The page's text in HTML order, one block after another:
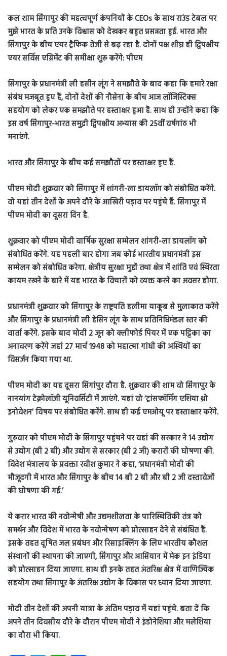
कल शाम सिंगापुर की महत्वपूर्ण कंपनियों के CEOs के साथ राउंड टेबल पर
मुझे भारत के प्रति उनके विश्वास को देखकर बहुत प्रसन्नता हुई. भारत और
सिंगापुर के बीच एयर ट्रैफिक तेजी से बढ़ रहा है. दोनों पक्ष शीघ्र ही द्विपक्षीय
एयर सर्विस एग्रिमेंट की समीक्षा शुरू करेंगे: पीएम
सिंगापुर के प्रधानमंत्री ली हसीन लूंग ने समझौते के बाद कहा कि हमारे रक्षा
संबंध मजबूत हुए हैं, दोनों देशों की नौसेना के बीच आज लॉजिस्टिक्स
सहयोग को लेकर एक समझौते पर हस्ताक्षर हुआ हैं. साथ ही उन्होंने कहा कि
इस वर्ष सिंगापुर-भारत समुद्री द्विपक्षीय अभ्यास की 25वीं वर्षगांठ भी
मनाएंगे.
भारत और सिंगापुर के बीच कई समझौतों पर हस्ताक्षर हुए हैं.
पीएम मोदी शुक्रवार को सिंगापुर में शांगरी-ला डायलॉग को संबोधित करेंगे.
वो यहां तीन देशों के अपने दौरे के आखिरी पड़ाव पर पहुंचे हैं. सिंगापुर में
पीएम मोदी का दूसरा दिन है.
शुक्रवार को पीएम मोदी वार्षिक सुरक्षा सम्मेलन शांगरी-ला डायलॉग को
संबोधित करेंगे. यह पहली बार होगा जब कोई भारतीय प्रधानमंत्री इस
सम्मेलन को संबोधित करेगा. क्षेत्रीय सुरक्षा मुद्दों तथा क्षेत्र में शांति एवं स्थिरता
कायम रखने के बारे में यह भारत के विचारों को व्यक्त करने का अवसर होगा.
प्रधानमंत्री शुक्रवार को सिंगापुर के राष्ट्रपति हलीमा याकूब से मुलाकात करेंगे
और सिंगापुर के प्रधानमंत्री ली हेसिन लूंग के साथ प्रतिनिधिमंडल स्तर की
वार्ता करेंगे. इसके बाद मोदी 2 जून को क्लीफोर्ड पियर में एक पट्टिका का
अनावरण करेंगे जहां 27 मार्च 1948 को महात्मा गांधी की अस्थियों का
विसर्जन किया गया था.
पीएम मोदी का यह दूसरा सिगांपुर दौरा है. शुक्रवार की शाम वो सिंगापुर के
नानयांग टेक्नोलॉजी यूनिवर्सिटी में जाएंगे. यहां वो ‘ट्रांसफॉर्मिंग एशिया थ्रो
इनोवेशन’ विषय पर संबोधित करेंगे. साथ ही कई एमओयू पर हस्ताक्षार करेंगे.
गुरुवार को पीएम मोदी के सिंगापुर पहुंचने पर वहां की सरकार ने 14 उद्योग
से उद्योग (बी 2 बी) और उद्योग से सरकार (बी 2 जी) करारों की घोषणा की.
विदेश मंत्रालय के प्रवक्ता रवीश कुमार ने कहा, ‘प्रधानमंत्री मोदी की
मौजूदगी में भारत और सिंगापुर के बीच 14 बी 2 बी और बी 2 जी दस्तावेजों
की घोषणा की गई.’
ये करार भारत की नवोन्मेषी और उद्यमशीलता के पारिस्थितिकी तंत्र को
समर्थन और विदेश में भारत के नवोन्मेषण को प्रोत्साहन देने से संबंधित हैं.
इसके तहत दूषित जल प्रबंधन और रिसाइक्लिंग के लिए भारतीय कौशल
संस्थानों की स्थापना की जाएगी, सिंगापुर और आसियान में मेक इन इंडिया
को प्रोत्साहन दिया जाएगा. साथ ही इनके तहत अंतरिक्ष क्षेत्र में वाणिज्यिक
सहयोग तथा सिंगापुर के अंतरिक्ष उद्योग के विकास पर ध्यान दिया जाएगा.
मोदी तीन देशों की अपनी यात्रा के अंतिम पड़ाव में यहां पहुंचे. बता दें कि
अपने तीन दिवसीय दौरे के दौरान पीएम मोदी ने इंडोनेशिया और मलेशिया
का दौरा भी किया.